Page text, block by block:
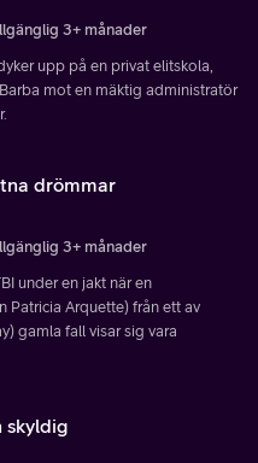
3+ månader
upp på en privat elitskola,
mot en mäktig administratör
drömmar
3+ månader
under en jakt när en
Patricia Arquette) från ett av
gamla fall visar sig vara
skyldig